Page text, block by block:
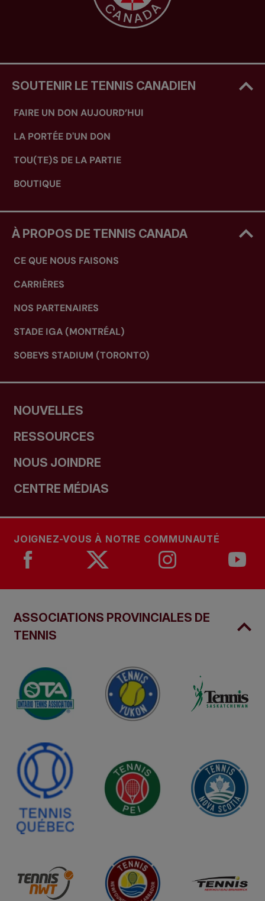
SOUTENIR LE TENNIS CANADIEN
FAIRE UN DON AUJOURD’HUI
LA PORTÉE D'UN DON
TOU(TE)S DE LA PARTIE
BOUTIQUE
À PROPOS DE TENNIS CANADA
CE QUE NOUS FAISONS
CARRIÈRES
NOS PARTENAIRES
STADE IGA (MONTRÉAL)
SOBEYS STADIUM (TORONTO)
NOUVELLES
RESSOURCES
NOUS JOINDRE
CENTRE MÉDIAS
JOIGNEZ-VOUS À NOTRE COMMUNAUTÉ
ASSOCIATIONS PROVINCIALES DE
TENNIS